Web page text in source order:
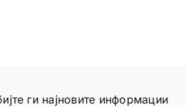
ги најновите информации